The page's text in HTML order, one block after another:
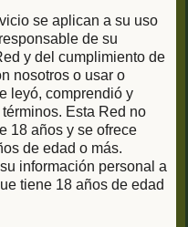
se aplican a su uso
de su
y del cumplimiento de
nosotros o usar o
leyó, comprendió y
Esta Red no
18 años y se ofrece
de edad o más.
información personal a
tiene 18 años de edad